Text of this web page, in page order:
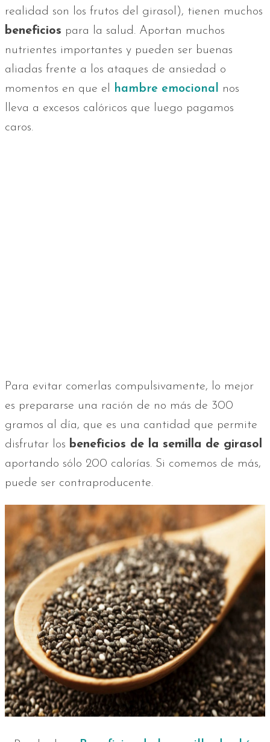
realidad son los frutos del girasol), tienen muchos
beneficios para la salud. Aportan muchos
nutrientes importantes y pueden ser buenas
aliadas frente a los ataques de ansiedad o
momentos en que el hambre emocional nos
lleva a excesos calóricos que luego pagamos
caros.
Para evitar comerlas compulsivamente, lo mejor
es prepararse una ración de no más de 300
gramos al día, que es una cantidad que permite
disfrutar los beneficios de la semilla de girasol
aportando sólo 200 calorías. Si comemos de más,
puede ser contraproducente.